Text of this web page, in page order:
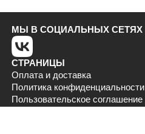
МЫ В СОЦИАЛЬНЫХ СЕТЯХ
СТРАНИЦЫ
Оплата и доставка
Политика конфиденциальности
Пользовательское соглашение